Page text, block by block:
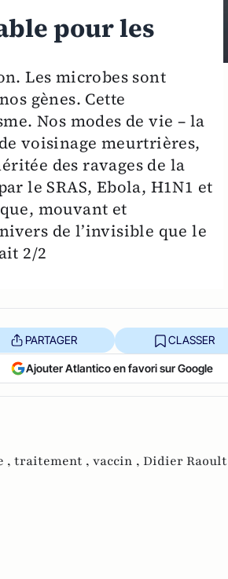
pour les
Les microbes sont
gènes. Cette
Nos modes de vie – la
voisinage meurtrières,
des ravages de la
le SRAS, Ebola, H1N1 et
mouvant et
de l’invisible que le
2/2
PARTAGER CLASSER
Ajouter Atlantico en favori sur Google
, traitement , vaccin , Didier Raoult